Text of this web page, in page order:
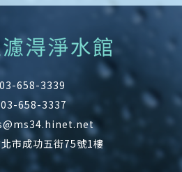
03-658-3339
03-658-3337
市成功五街75號1樓